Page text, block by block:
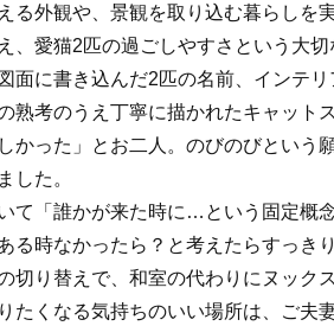
る外観や、景観を取り込む暮らしを
、愛猫2匹の過ごしやすさという大切
面に書き込んだ2匹の名前、インテリ
熟考のうえ丁寧に描かれたキャット
かった」とお二人。のびのびという
した。
て「誰かが来た時に…という固定概
る時なかったら？と考えたらすっき
切り替えで、和室の代わりにヌック
たくなる気持ちのいい場所は、ご夫